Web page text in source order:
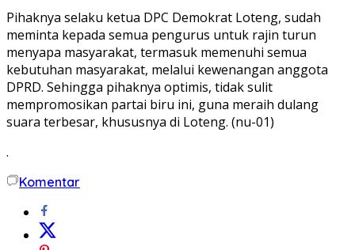
Pihaknya selaku ketua DPC Demokrat Loteng, sudah
meminta kepada semua pengurus untuk rajin turun
menyapa masyarakat, termasuk memenuhi semua
kebutuhan masyarakat, melalui kewenangan anggota
DPRD. Sehingga pihaknya optimis, tidak sulit
mempromosikan partai biru ini, guna meraih dulang
suara terbesar, khususnya di Loteng. (nu-01)
.
Komentar